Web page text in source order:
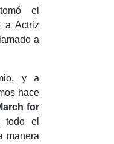
el
a Actriz
a
y a
hace
for
el
manera